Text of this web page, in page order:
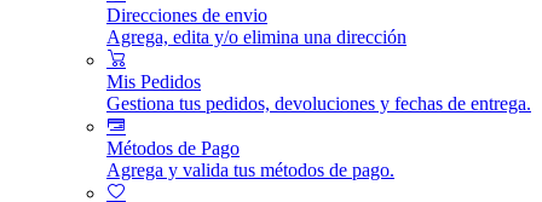
Direcciones de envio
Agrega, edita y/o elimina una dirección
Mis Pedidos
Gestiona tus pedidos, devoluciones y fechas de entrega.
Métodos de Pago
Agrega y valida tus métodos de pago.